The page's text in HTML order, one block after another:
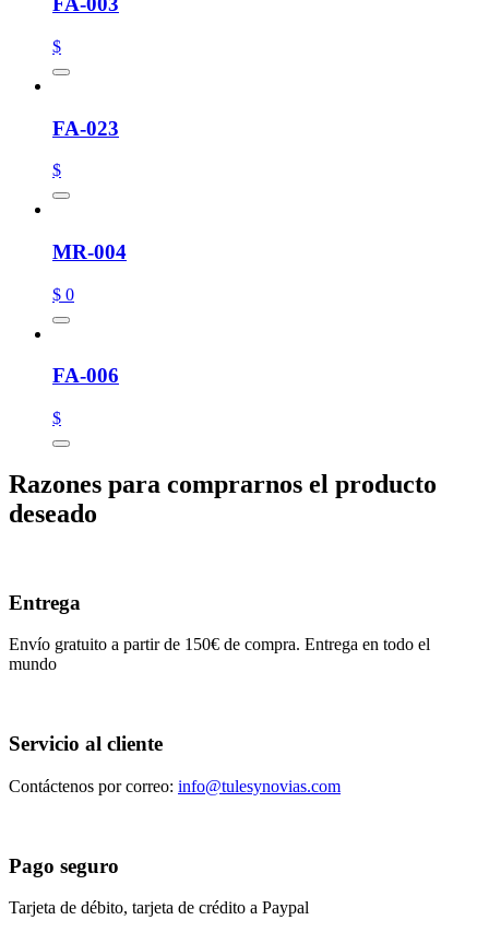
$
FA-023
$
MR-004
$ 0
FA-006
$
Razones para comprarnos el producto
deseado
Entrega
Envío gratuito a partir de 150€ de compra. Entrega en todo el
mundo
Servicio al cliente
Contáctenos por correo: info@tulesynovias.com
Pago seguro
Tarjeta de débito, tarjeta de crédito a Paypal